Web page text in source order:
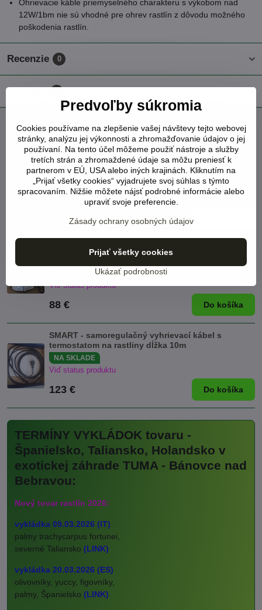
Ohrievacie káble priemyselného charakteru s výkobom nad
12W/1bm nie sú vhodné pre ohrev rastlín z dôvodu možného
poškodenia rastlín.
Recenzie 0
Diskusia
FacebookTwitter BlueskyPinterestReddit LinkedInWhatsApp
E-
mail
Vyhrievací kábel na rastliny dĺžka 30m výkon 6-
10W/1bm
NA SKLADE NOVINKA
Viď status produktu
Vyhrievací kábel na rastliny dĺžka 40m výkon 6-
NOVINKA
Viď status produktu
88 € Do košíka
SMART - samoregulačný vyhrievací kábel s
termostatom na rastliny dĺžka 10m
NA SKLADE
Viď status produktu
123 € Do košíka
TERMÍNY VYKLÁDOK tovaru -
Španielsko, Taliansko, Holandsko v
exotickej záhrade TUMA - Bánovce nad
Bebravou:
Nový tovar rastlín 2026:
vykládka 09.03.2026 (IT)
palmy trachycarpus fortunei,
severné Taliansko (LINK)
vykládka 20.03.2026 (ES)
olivovníky, yuccy, figovníky,
palmy, Španielsko (LINK)
Predvoľby súkromia
Cookies používame na zlepšenie vašej návštevy tejto webovej
stránky, analýzu jej výkonnosti a zhromažďovanie údajov o jej
používaní. Na tento účel môžeme použiť nástroje a služby
tretích strán a zhromaždené údaje sa môžu preniesť k
partnerom v EÚ, USA alebo iných krajinách. Kliknutím na
„Prijať všetky cookies“ vyjadrujete svoj súhlas s týmto
spracovaním. Nižšie môžete nájsť podrobné informácie alebo
upraviť svoje preferencie.
Zásady ochrany osobných údajov
Ukázať podrobnosti
Prijať všetky cookies